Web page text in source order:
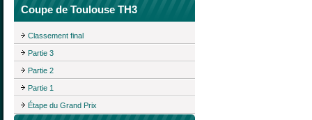
Coupe de Toulouse TH3
Classement final
Partie 3
Partie 2
Partie 1
Étape du Grand Prix